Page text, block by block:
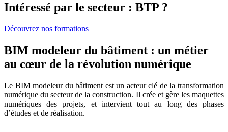
Intéressé par le secteur : BTP ?
Découvrez nos formations
BIM modeleur du bâtiment : un métier
au cœur de la révolution numérique
Le BIM modeleur du bâtiment est un acteur clé de la transformation
numérique du secteur de la construction. Il crée et gère les maquettes
numériques des projets, et intervient tout au long des phases
d’études et de réalisation.